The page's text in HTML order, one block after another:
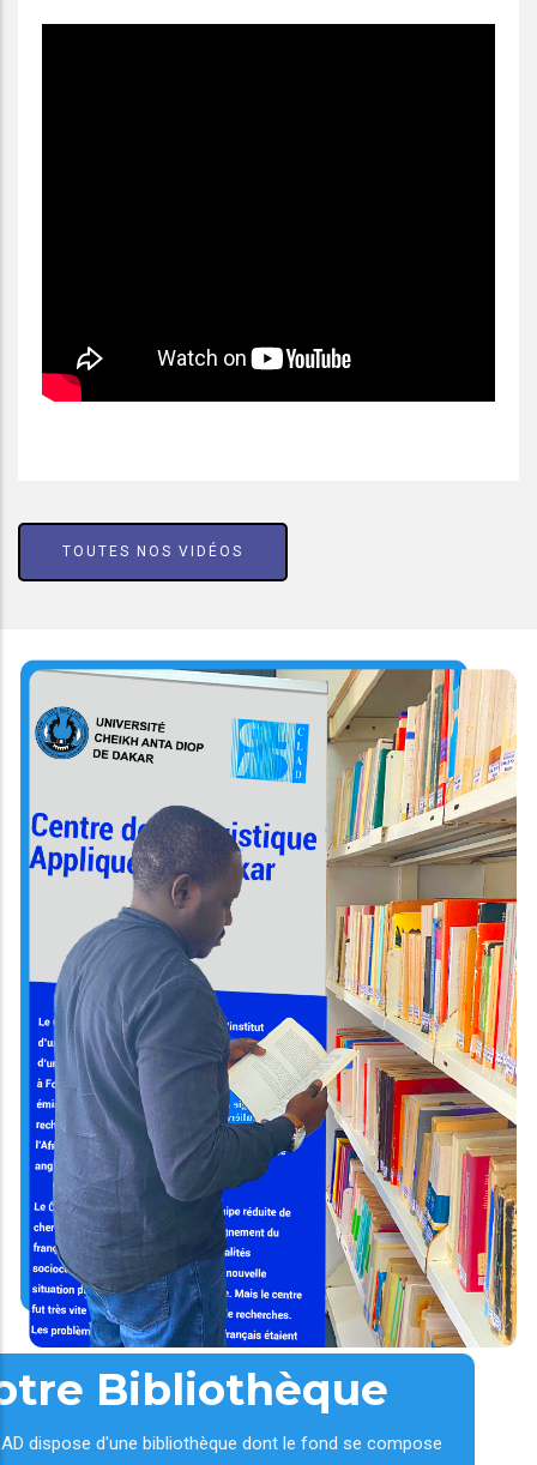
TOUTES NOS VIDÉOS
Bibliothèque
dispose d'une bibliothèque dont le fond se compose